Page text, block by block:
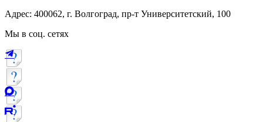
Адрес: 400062, г. Волгоград, пр-т Университетский, 100
Мы в соц. сетях